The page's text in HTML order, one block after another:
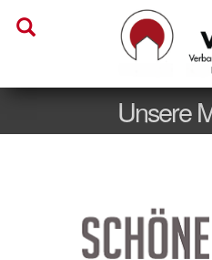
Unsere